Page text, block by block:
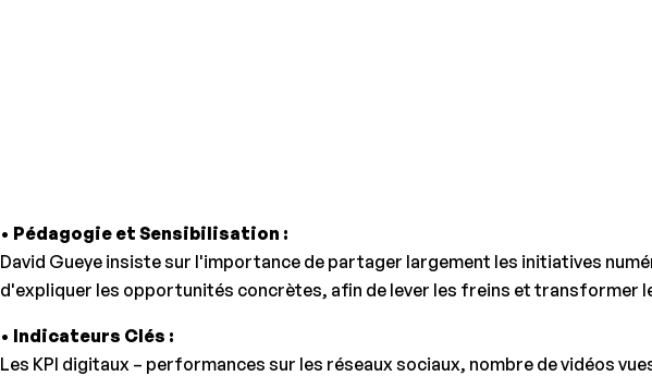
• Pédagogie et Sensibilisation :
David Gueye insiste sur l'importance de partager largement les initiatives
d'expliquer les opportunités concrètes, afin de lever les freins et transformer
• Indicateurs Clés :
Les KPI digitaux – performances sur les réseaux sociaux, nombre de vidéos